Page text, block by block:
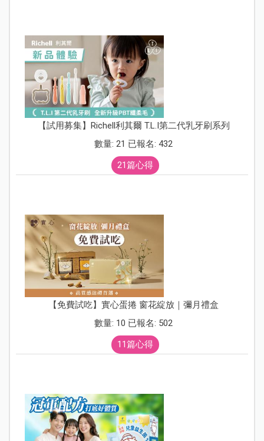
【試用募集】Richell利其爾 T.L.I第二代乳牙刷系列
數量: 21 已報名: 432
21篇心得
【免費試吃】實心蛋捲 窗花綻放｜彌月禮盒
數量: 10 已報名: 502
11篇心得